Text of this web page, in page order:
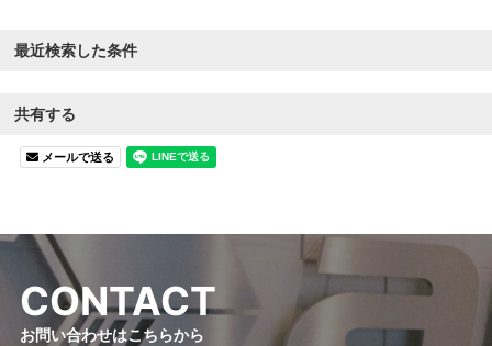
最近検索した条件
共有する
メールで送る
CONTACT
お問い合わせはこちらから